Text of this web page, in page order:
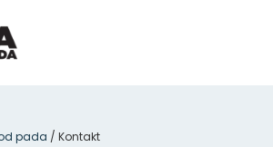
pada / Kontakt